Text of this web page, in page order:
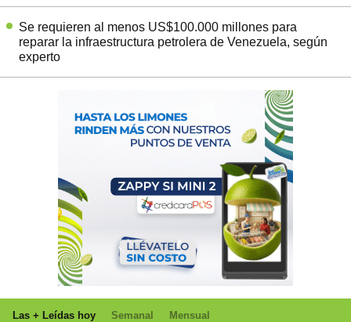
Se requieren al menos US$100.000 millones para
reparar la infraestructura petrolera de Venezuela, según
experto
Las + Leídas hoy Semanal Mensual